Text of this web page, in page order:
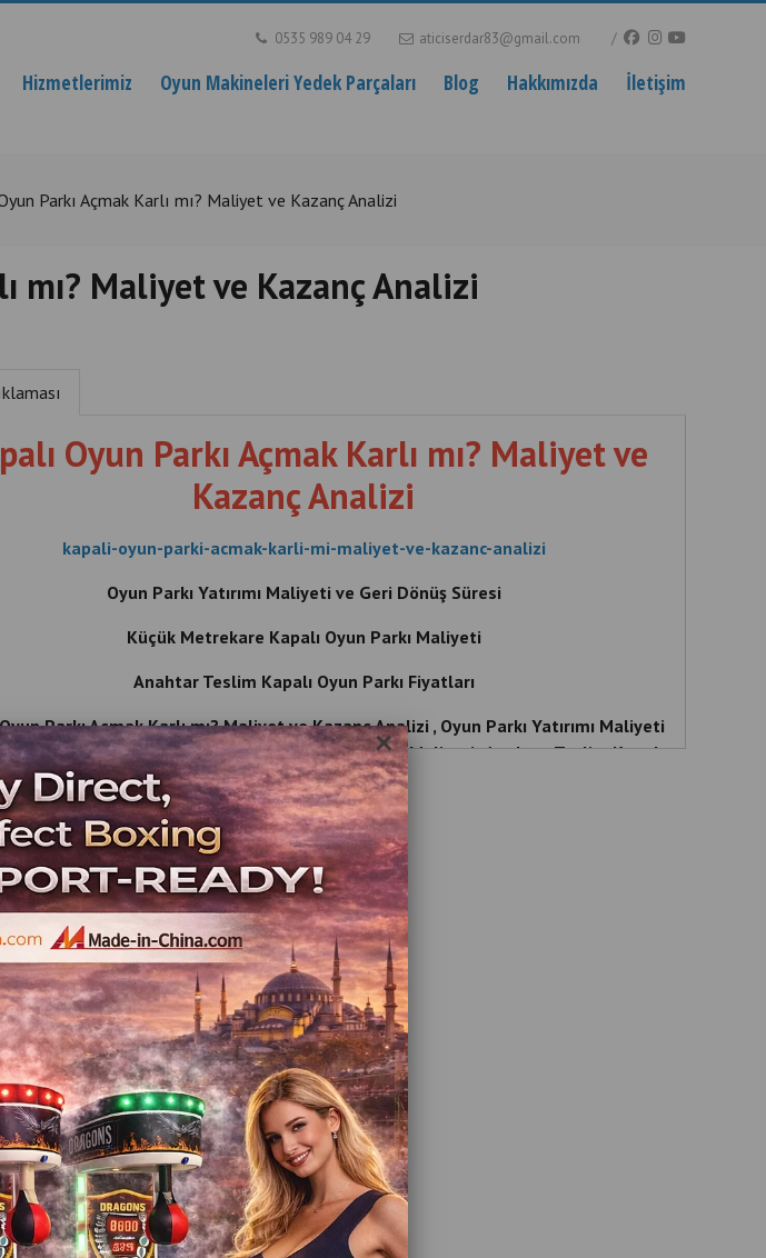
×
0535 989 04 29 aticiserdar83@gmail.com
Hizmetlerimiz Oyun Makineleri Yedek Parçaları Blog Hakkımızda İletişim
Parkı Açmak Karlı mı? Maliyet ve Kazanç Analizi
mı? Maliyet ve Kazanç Analizi
Oyun Parkı Açmak Karlı mı? Maliyet ve
Kazanç Analizi
kapali-oyun-parki-acmak-karli-mi-maliyet-ve-kazanc-analizi
Oyun Parkı Yatırımı Maliyeti ve Geri Dönüş Süresi
Küçük Metrekare Kapalı Oyun Parkı Maliyeti
Anahtar Teslim Kapalı Oyun Parkı Fiyatları
Parkı Açmak Karlı mı? Maliyet ve Kazanç Analizi , Oyun Parkı Yatırımı Maliyeti
Dönüş Süresi , Küçük Metrekare Kapalı Oyun Parkı Maliyeti , Anahtar Teslim Kapalı
Fiyatları , Kapalı Oyun , Kapalı Oyun Parkı , Kapalı Oyun Parkı Açmak , Kapalı
Açmak Karlı , Oyun Parkı , Oyun Parkı Yatırımı , Oyun Parkı Yatırımı Maliyeti